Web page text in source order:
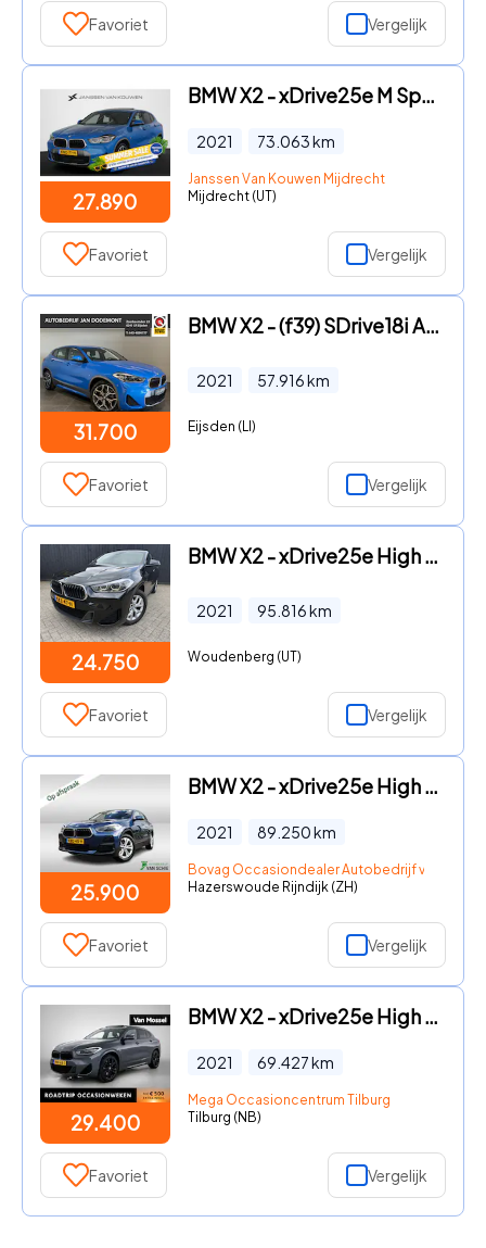
Favoriet Vergelijk
27.890
BMW X2 - xDrive25e M Sport Panoramadak Harman Kardon Memory Head-Up
2021 73.063km
Janssen Van Kouwen Mijdrecht
Mijdrecht (UT)
Favoriet Vergelijk
31.700
BMW X2 - (f39) SDrive18i Automaat M-Sport / Navi Pro / DAB+ / Leder /
2021 57.916km
Eijsden (LI)
Favoriet Vergelijk
24.750
BMW X2 - xDrive25e High Executive M-sport
2021 95.816km
Woudenberg (UT)
Favoriet Vergelijk
25.900
BMW X2 - xDrive25e High Executive 1e-Eig. & Keurig-Onderh. BOVAG-Gara
2021 89.250km
Bovag Occasiondealer Autobedrijf van Schie
Hazerswoude Rijndijk (ZH)
Favoriet Vergelijk
29.400
BMW X2 - xDrive25e High Executive | M-PAKKET | PANORAMADAK | ACHTERUI
2021 69.427km
Mega Occasioncentrum Tilburg
Tilburg (NB)
Favoriet Vergelijk